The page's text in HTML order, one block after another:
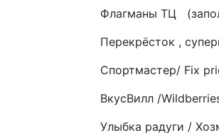
Флагманы ТЦ
Перекрёсток ,
Спортмастер/ Fix
ВкусВилл /
Улыбка радуги /